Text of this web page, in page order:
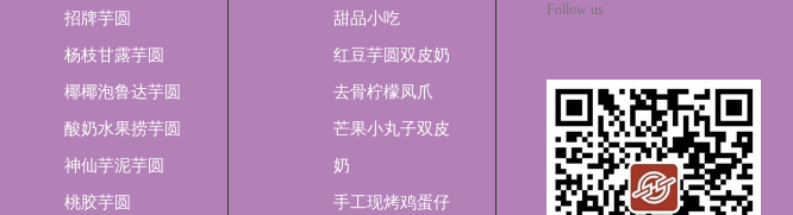
招牌芋圆
杨枝甘露芋圆
椰椰泡鲁达芋圆
酸奶水果捞芋圆
神仙芋泥芋圆
桃胶芋圆
甜品小吃
红豆芋圆双皮奶
去骨柠檬凤爪
芒果小丸子双皮
奶
手工现烤鸡蛋仔
Follow us